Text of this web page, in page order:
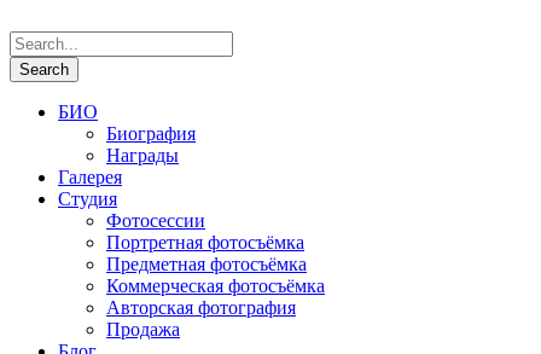
БИО
Биография
Награды
Галерея
Студия
Фотосессии
Портретная фотосъёмка
Предметная фотосъёмка
Коммерческая фотосъёмка
Авторская фотография
Продажа